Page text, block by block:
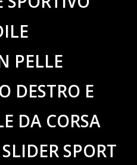
PELLE
DESTRO E
DA CORSA
SPORT